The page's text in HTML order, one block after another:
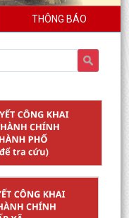
THÔNG BÁO